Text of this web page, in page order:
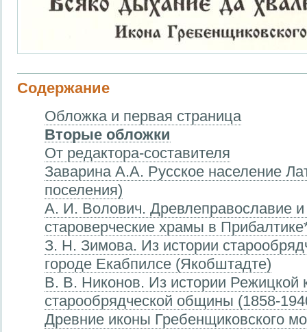
Содержание
Обложка и первая страница
Вторые обложки
От редактора-составителя
Заварина А.А. Русское население
поселения)
А. И. Волович. Древлеправославие
староверческие храмы в
З. Н. Зимова. Из истории
городе Екабпилсе (Якобштадте)
В. В. Никонов. Из истории Режицкой
старообрядческой общины (1858-
Древние иконы Гребенщиковского